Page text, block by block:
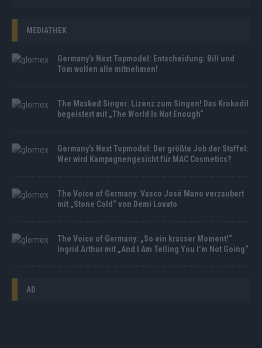
MEDIATHEK
Germany’s Next Topmodel: Entscheidung: Bill und
Tom wollen alle mitnehmen!
The Masked Singer: Lizenz zum Singen! Das Krokodil
begeistert mit „The World Is Not Enough“
Germany’s Next Topmodel: Der größte Job der Staffel:
Wer wird Kampagnengesicht für MAC Cosmetics?
The Voice of Germany: Vasco José Mano verzaubert
mit „Stone Cold“ von Demi Lovato
The Voice of Germany: „So ein krasser Moment!“
Ingrid Arthur mit „And I Am Telling You I’m Not Going“
AD